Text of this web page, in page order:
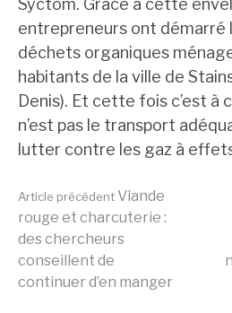
Syctom. Grâce à cette
entrepreneurs ont démarré
déchets organiques
habitants de la ville de
Denis). Et cette fois c’est à
n’est pas le transport
lutter contre les gaz à
Lire
la
Article précédent Viande
rouge et charcuterie :
des chercheurs
conseillent de
continuer d’en manger